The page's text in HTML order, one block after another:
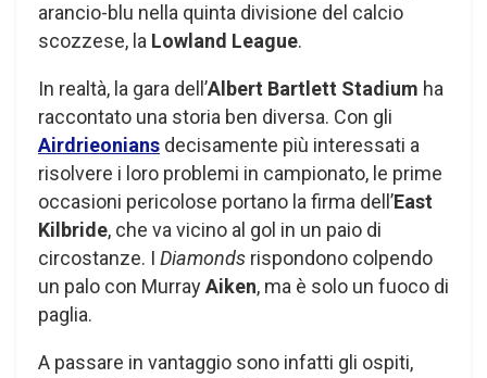
arancio-blu nella quinta divisione del calcio
scozzese, la Lowland League.
In realtà, la gara dell’Albert Bartlett Stadium ha
raccontato una storia ben diversa. Con gli
Airdrieonians decisamente più interessati a
risolvere i loro problemi in campionato, le prime
occasioni pericolose portano la firma dell’East
Kilbride, che va vicino al gol in un paio di
circostanze. I Diamonds rispondono colpendo
un palo con MurrayAiken, ma è solo un fuoco di
paglia.
A passare in vantaggio sono infatti gli ospiti,